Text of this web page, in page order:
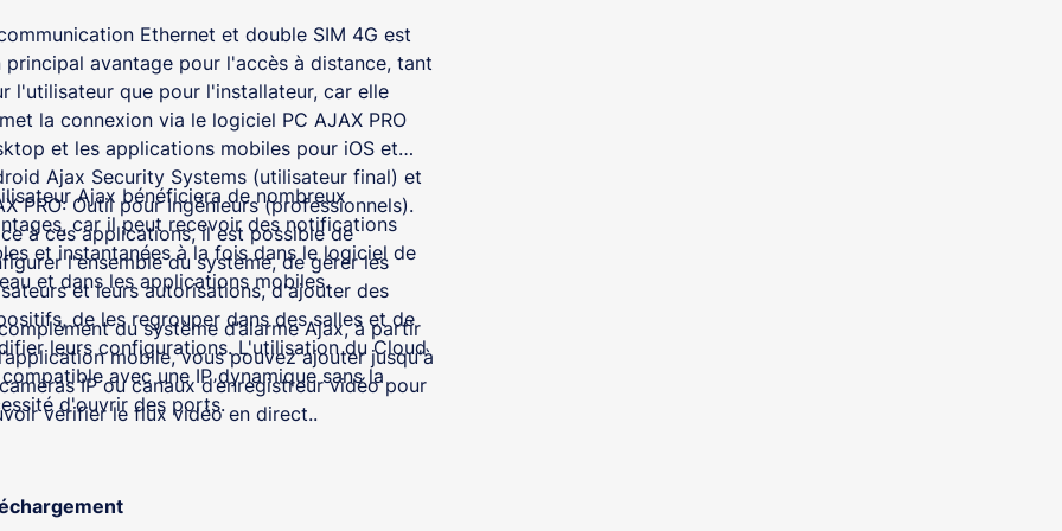
Ethernet et double SIM 4G est
principal avantage pour l'accès à distance, tant
l'utilisateur que pour l'installateur, car elle
la connexion via le logiciel PC AJAX PRO
et les applications mobiles pour iOS et
Ajax Security Systems (utilisateur final) et
PRO: Outil pour Ingénieurs (professionnels).
à ces applications, il est possible de
l'ensemble du système, de gérer les
et leurs autorisations, d'ajouter des
de les regrouper dans des salles et de
leurs configurations. L'utilisation du Cloud
avec une IP dynamique sans la
d'ouvrir des ports.
Ajax bénéficiera de nombreux
car il peut recevoir des notifications
et instantanées à la fois dans le logiciel de
et dans les applications mobiles.
du système d’alarme Ajax, à partir
mobile, vous pouvez ajouter jusqu'à
IP ou canaux d’enregistreur vidéo pour
vérifier le flux vidéo en direct..